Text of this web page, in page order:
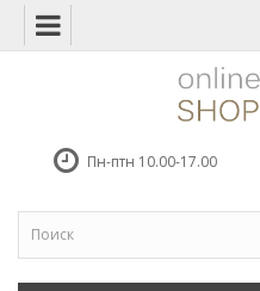
Пн-птн 10.00-17.00